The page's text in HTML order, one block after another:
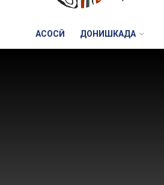
АСОСӢ ДОНИШКАДА